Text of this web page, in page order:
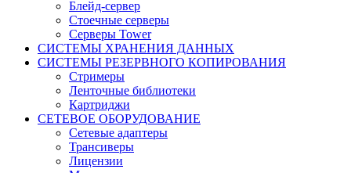
Блейд-сервер
Стоечные серверы
Серверы Tower
СИСТЕМЫ ХРАНЕНИЯ ДАННЫХ
СИСТЕМЫ РЕЗЕРВНОГО КОПИРОВАНИЯ
Стримеры
Ленточные библиотеки
Картриджи
СЕТЕВОЕ ОБОРУДОВАНИЕ
Сетевые адаптеры
Трансиверы
Лицензии